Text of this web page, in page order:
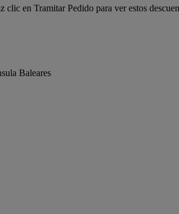
en Tramitar Pedido para ver estos
Baleares